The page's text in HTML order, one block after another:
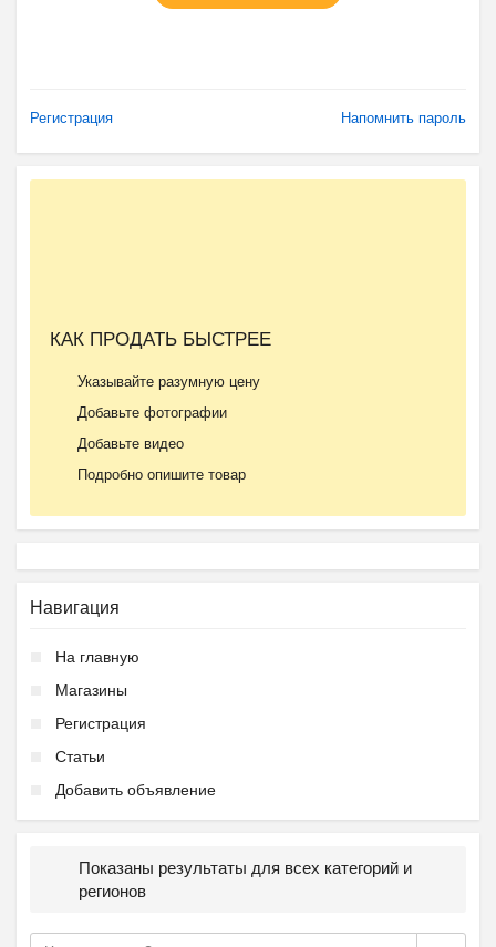
Регистрация Напомнить пароль
КАК ПРОДАТЬ БЫСТРЕЕ
Указывайте разумную цену
Добавьте фотографии
Добавьте видео
Подробно опишите товар
Навигация
На главную
Магазины
Регистрация
Статьи
Добавить объявление
Показаны результаты для всех категорий и
регионов